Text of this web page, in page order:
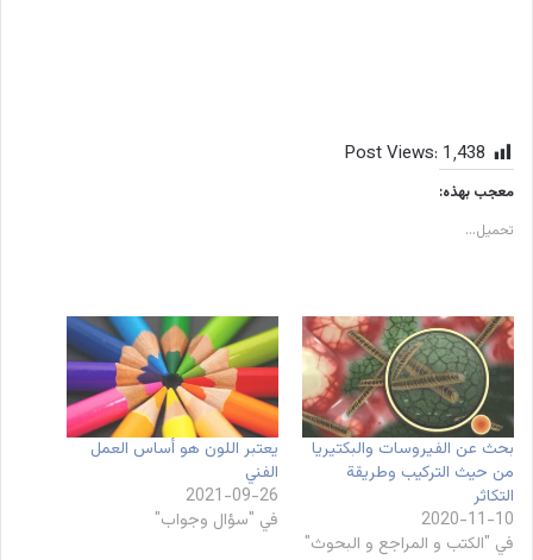
Post Views: 1٬438
معجب بهذه:
تحميل...
بحث عن الفيروسات والبكتيريا
من حيث التركيب وطريقة
التكاثر
2020-11-10
في "الكتب و المراجع و البحوث"
يعتبر اللون هو أساس العمل
الفني
2021-09-26
في "سؤال وجواب"